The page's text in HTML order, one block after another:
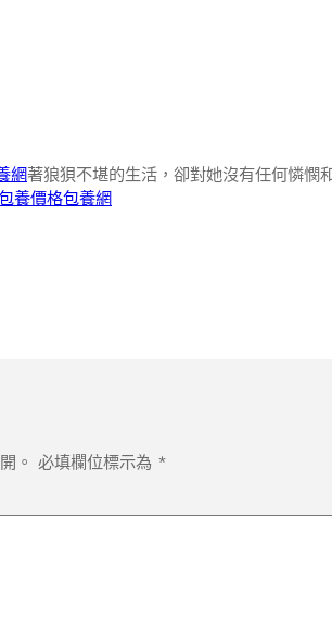
網著狼狽不堪的生活，卻對她沒有任何憐憫
養價格包養網
。 必填欄位標示為 *